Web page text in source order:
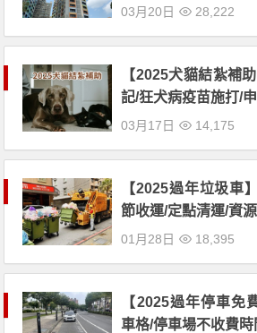
03月20日 28,222
【2025犬貓結紮補
記/狂犬病疫苗施打/
03月17日 14,175
【2025過年垃圾車
節收運/定點清運/資
01月28日 18,395
【2025過年停車免
車格/停車場不收費時